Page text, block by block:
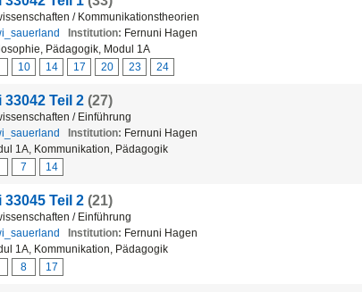
/ Kommunikationstheorien
Institution: Fernuni Hagen
Pädagogik, Modul 1A
10 14 17 20 23 24
33042 Teil 2 (27)
/ Einführung
Institution: Fernuni Hagen
1A, Kommunikation, Pädagogik
7 14
33045 Teil 2 (21)
/ Einführung
Institution: Fernuni Hagen
1A, Kommunikation, Pädagogik
8 17